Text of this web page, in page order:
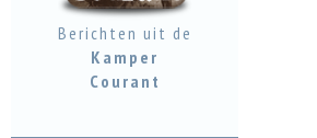
Berichten uit de
Kamper
Courant